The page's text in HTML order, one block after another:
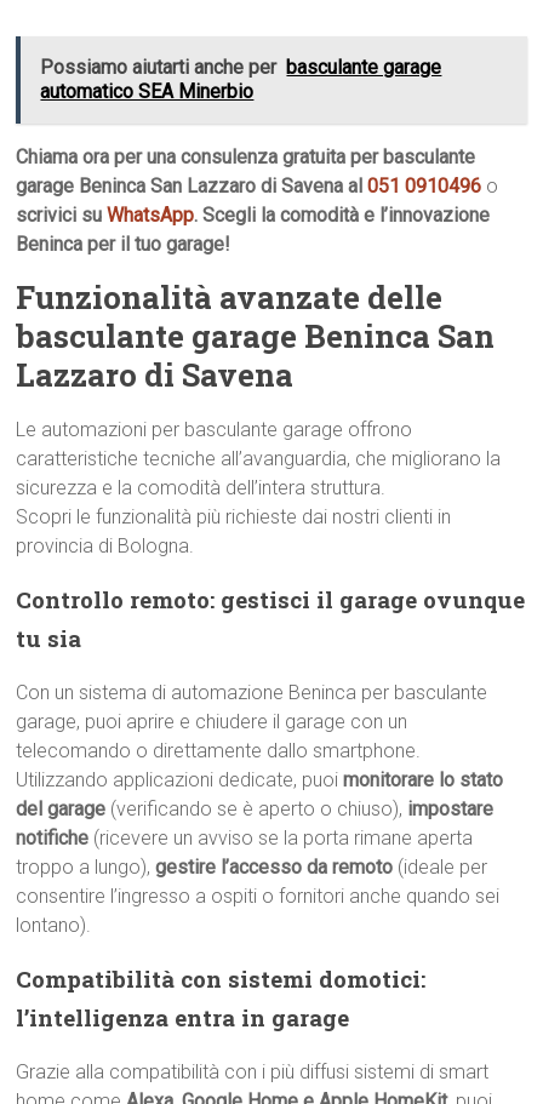
Possiamo aiutarti anche per basculante garage
automatico SEA Minerbio
Chiama ora per una consulenza gratuita per basculante
garage Beninca San Lazzaro di Savena al051 0910496 o
scrivici suWhatsApp. Scegli la comodità e l’innovazione
Beninca per il tuo garage!
Funzionalità avanzate delle
basculante garage Beninca San
Lazzaro di Savena
Le automazioni per basculante garage offrono
caratteristiche tecniche all’avanguardia, che migliorano la
sicurezza e la comodità dell’intera struttura.
Scopri le funzionalità più richieste dai nostri clienti in
provincia di Bologna.
Controllo remoto: gestisci il garage ovunque
tu sia
Con un sistema di automazione Beninca per basculante
garage, puoi aprire e chiudere il garage con un
telecomando o direttamente dallo smartphone.
Utilizzando applicazioni dedicate, puoimonitorare lo stato
del garage (verificando se è aperto o chiuso), impostare
notifiche (ricevere un avviso se la porta rimane aperta
troppo a lungo),gestire l’accesso da remoto (ideale per
consentire l’ingresso a ospiti o fornitori anche quando sei
lontano).
Compatibilità con sistemi domotici:
l’intelligenza entra in garage
Grazie alla compatibilità con i più diffusi sistemi di smart